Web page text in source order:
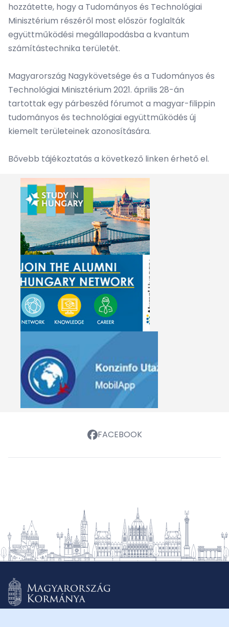
hozzátette, hogy a Tudományos és Technológiai
Minisztérium részéről most először foglalták
együttműködési megállapodásba a kvantum
számítástechnika területét.
Magyarország Nagykövetsége és a Tudományos és
Technológiai Minisztérium 2021. április 28-án
tartottak egy párbeszéd fórumot a magyar-filippin
tudományos és technológiai együttműködés új
kiemelt területeinek azonosítására.
Bővebb tájékoztatás a következő linken érhető el.
FACEBOOK